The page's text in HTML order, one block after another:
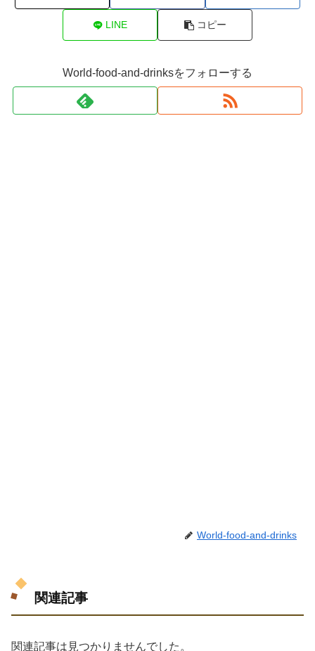
LINE コピー
World-food-and-drinksをフォローする
World-food-and-drinks
関連記事
関連記事は見つかりませんでした。